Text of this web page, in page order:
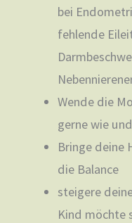
bei
fehlende
Wende die
gerne wie
Bringe deine
die Balance
steigere
Kind möchte